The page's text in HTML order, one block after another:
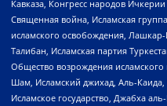
Кавказа, Конгресс народов Ичкерии
Священная война, Исламская
исламского освобождения,
Талибан, Исламская партия
Общество возрождения
Шам, Исламский джихад, Аль-
Исламское государство, Джабха